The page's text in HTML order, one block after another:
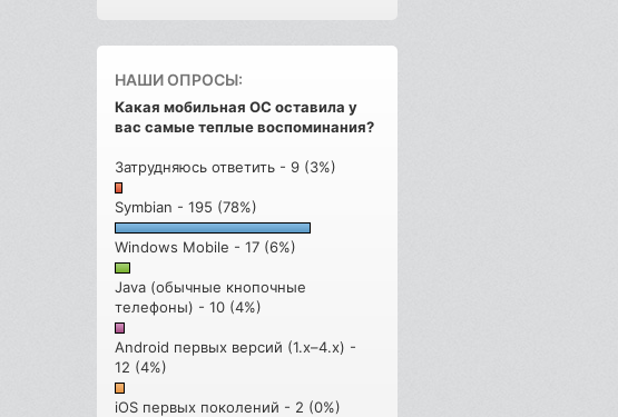
НАШИ ОПРОСЫ:
Какая мобильная ОС оставила у
вас самые теплые воспоминания?
Затрудняюсь ответить - 9 (3%)
Symbian - 195 (78%)
Windows Mobile - 17 (6%)
Java (обычные кнопочные
телефоны) - 10 (4%)
Android первых версий (1.x–4.x) -
12 (4%)
iOS первых поколений - 2 (0%)